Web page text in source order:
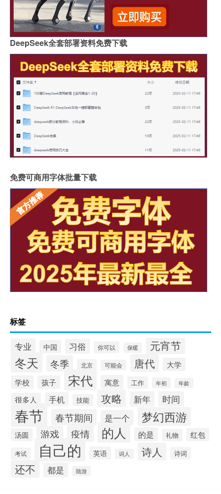
DeepSeek全套部署资料免费下载
免费可商用字体批量下载
标签
专业 中国 习俗 你可以 保暖 元宵节
冬天 冬季 北京 可能会 唐代
大学
学校
孩子 宋代 寓意 工作 年初 年龄
很多人 手机 技能 攻略 新年 时间
春节 春节期间 是一个 梦幻西游
汤圆 游戏 疫情 的人 的是 礼物 红包
考试 自己的 英语 词人 诗人 诗词
还不 都是 陆游